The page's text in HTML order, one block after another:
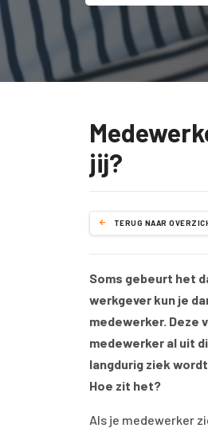
jij?
TERUG NAAR
Soms gebeurt het
werkgever kun je
medewerker. Deze
medewerker al uit
langdurig ziek
Hoe zit het?
Als je medewerker